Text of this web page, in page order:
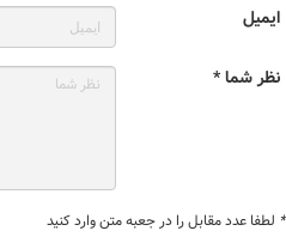
ایمیل
نظر شما *
* لطفا عدد مقابل را در جعبه متن وارد کنید